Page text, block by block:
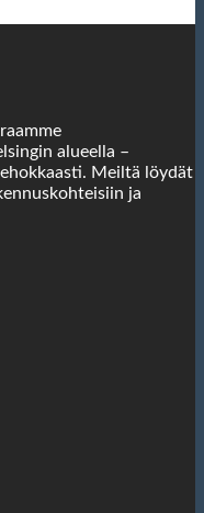
alueella –
Meiltä löydät
ja